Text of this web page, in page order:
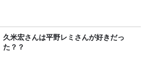
久米宏さんは平野レミさんが好きだっ
た？？